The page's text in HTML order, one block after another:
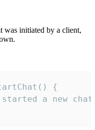
was initiated by a client,
{
a new